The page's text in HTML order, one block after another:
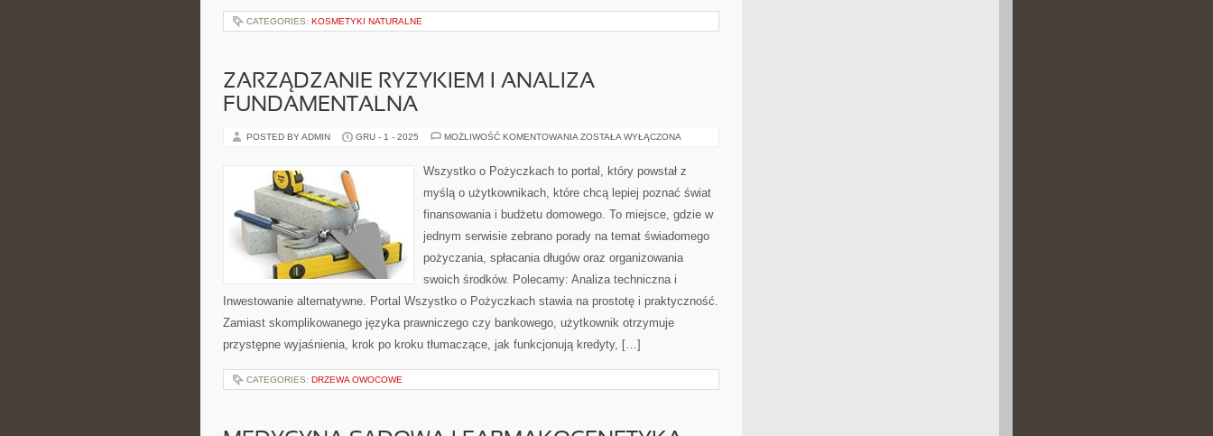
CATEGORIES: KOSMETYKI NATURALNE
ZARZĄDZANIE RYZYKIEM I ANALIZA
FUNDAMENTALNA
POSTED BY ADMIN GRU - 1 - 2025 MOŻLIWOŚĆ KOMENTOWANIA ZARZĄDZANIE
ANALIZA
FUNDAMENTALNA
ZOSTAŁA WYŁĄCZONA
Wszystko o Pożyczkach to portal, który powstał z
myślą o użytkownikach, które chcą lepiej poznać świat
finansowania i budżetu domowego. To miejsce, gdzie w
jednym serwisie zebrano porady na temat świadomego
pożyczania, spłacania długów oraz organizowania
swoich środków. Polecamy: Analiza techniczna i
Inwestowanie alternatywne. Portal Wszystko o Pożyczkach stawia na prostotę i praktyczność.
Zamiast skomplikowanego języka prawniczego czy bankowego, użytkownik otrzymuje
przystępne wyjaśnienia, krok po kroku tłumaczące, jak funkcjonują kredyty, […]
CATEGORIES: DRZEWA OWOCOWE